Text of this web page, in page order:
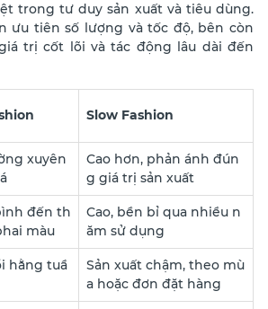
trong tư duy sản xuất và tiêu dùng.
ưu tiên số lượng và tốc độ, bên còn
trị cốt lõi và tác động lâu dài đến
Slow Fashion
xuyên
Cao hơn, phản ánh đún
g giá trị sản xuất
đến th
màu
Cao, bền bỉ qua nhiều n
ăm sử dụng
hằng tuầ
Sản xuất chậm, theo mù
a hoặc đơn đặt hàng